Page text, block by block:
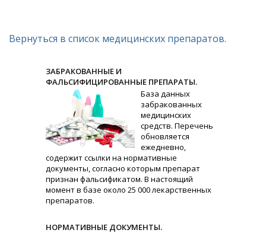
Вернуться в список медицинских препаратов.
ЗАБРАКОВАННЫЕ И
ФАЛЬСИФИЦИРОВАННЫЕ ПРЕПАРАТЫ.
База данных
забракованных
медицинских
средств. Перечень
обновляется
ежедневно,
содержит ссылки на нормативные
документы, согласно которым препарат
признан фальсификатом. В настоящий
момент в базе около 25 000 лекарственных
препаратов.
НОРМАТИВНЫЕ ДОКУМЕНТЫ.